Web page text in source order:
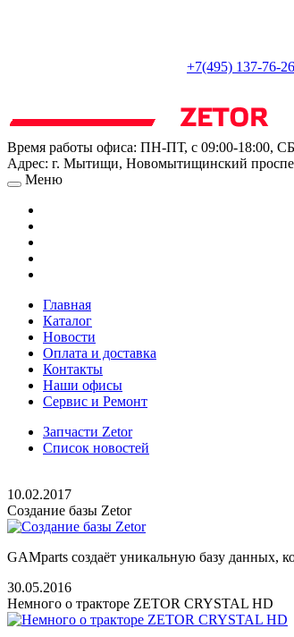
+7(495) 137-76-26
Время работы офиса: ПН-ПТ, с 09:00-18:00,
Адрес: г. Мытищи, Новомытищинский
Меню
Главная
Каталог
Новости
Оплата и доставка
Контакты
Наши офисы
Сервис и Ремонт
Запчасти Zetor
Список новостей
10.02.2017
Создание базы Zetor
GAMparts создаёт уникальную базу данных,
30.05.2016
Немного о тракторе ZETOR CRYSTAL HD